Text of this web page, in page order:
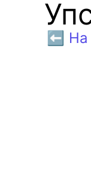
⬅️ На